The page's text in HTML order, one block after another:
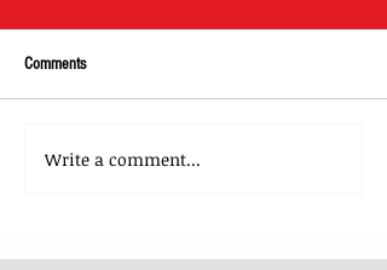
Comments
Write a comment...